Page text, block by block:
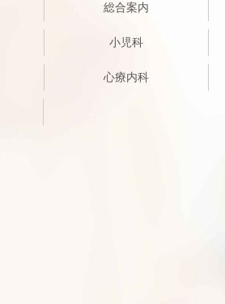
総合案内
小児科
心療内科